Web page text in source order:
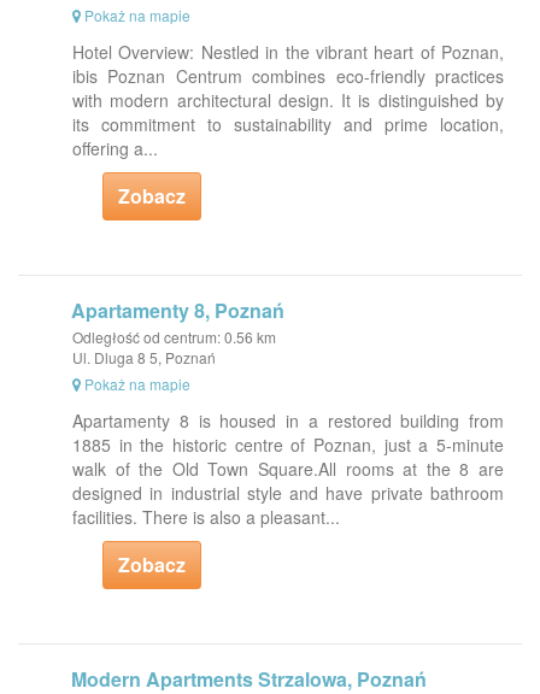
Pokaż na mapie
Hotel Overview: Nestled in the vibrant heart of Poznan,
ibis Poznan Centrum combines eco-friendly practices
with modern architectural design. It is distinguished by
its commitment to sustainability and prime location,
offering a...
Zobacz
Apartamenty 8, Poznań
Odległość od centrum: 0.56 km
Ul. Dluga 8 5, Poznań
Pokaż na mapie
Apartamenty 8 is housed in a restored building from
1885 in the historic centre of Poznan, just a 5-minute
walk of the Old Town Square.All rooms at the 8 are
designed in industrial style and have private bathroom
facilities. There is also a pleasant...
Zobacz
Modern Apartments Strzalowa, Poznań